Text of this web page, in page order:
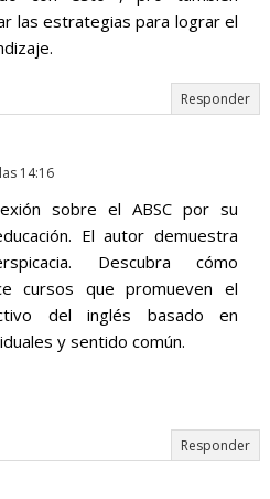
las estrategias para lograr el
Responder
14:16
sobre el ABSC por su
El autor demuestra
Descubra cómo
cursos que promueven el
del inglés basado en
y sentido común.
Responder